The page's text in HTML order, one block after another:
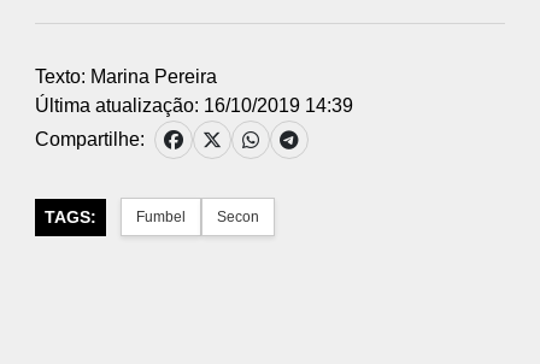
Texto: Marina Pereira
Última atualização: 16/10/2019 14:39
Compartilhe:
TAGS: Fumbel Secon